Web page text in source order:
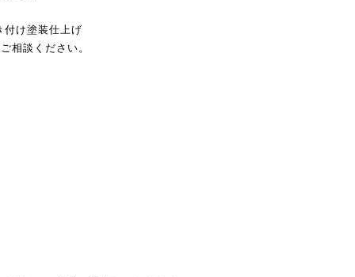
け塗装仕上げ
相談ください。